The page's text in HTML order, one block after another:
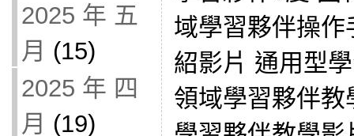
2025 年 五
月 (15)
2025 年 四
月 (19)
域學習夥伴操
紹影片 通用型
領域學習夥伴